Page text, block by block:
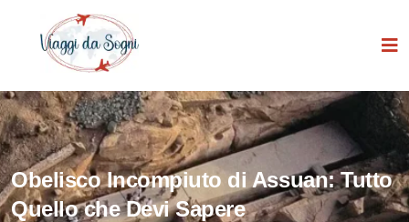
Obelisco Incompiuto di Assuan: Tutto
Quello che Devi Sapere